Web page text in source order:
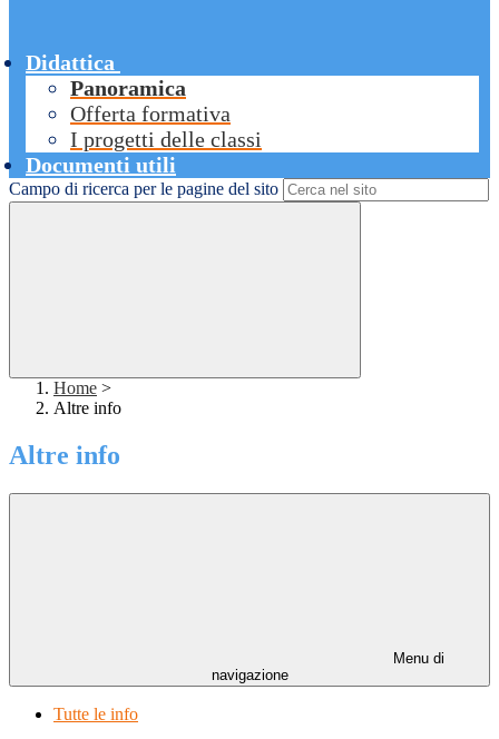
Didattica
Panoramica
Offerta formativa
I progetti delle classi
Documenti utili
Campo di ricerca per le pagine del sito
Home >
Altre info
Altre info
Menu di
navigazione
Tutte le info